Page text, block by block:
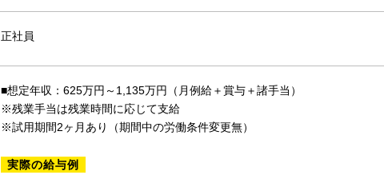
正社員
■想定年収：625万円～1,135万円（月例給＋賞与＋諸手当）
※残業手当は残業時間に応じて支給
※試用期間2ヶ月あり（期間中の労働条件変更無）
実際の給与例